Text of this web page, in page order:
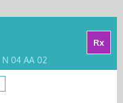
Rx
N 04 AA 02